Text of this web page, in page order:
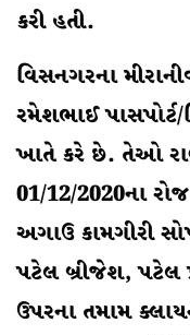
કરી હતી.
વિસનગરના
રમેશભાઈ પાસપોર્ટ/
ખાતેકરે છે. તેઓ
01/12/2020ના
અગાઉ કામગીરી
પટેલ બ્રીજેશ, પટેલ
ઉપરના તમામ